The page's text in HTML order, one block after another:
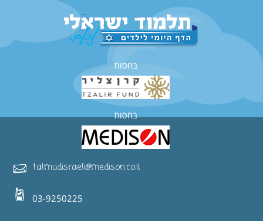
בחסות
בחסות
talmudisraeli@medison.co.il
03-9250225